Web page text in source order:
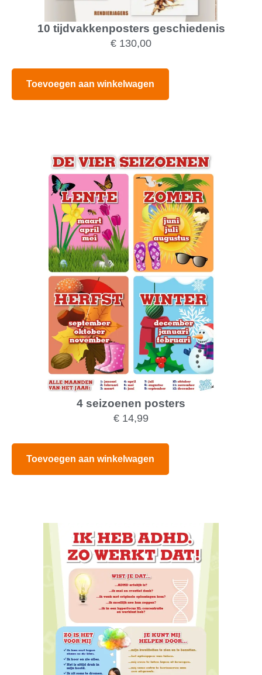
10 tijdvakkenposters geschiedenis
€ 130,00
Toevoegen aan winkelwagen
4 seizoenen posters
€ 14,99
Toevoegen aan winkelwagen